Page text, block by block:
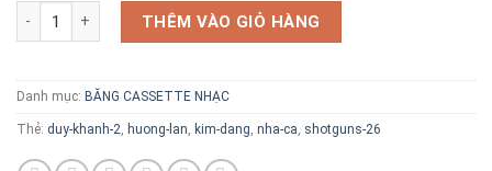
Casette Shotguns 26 số lượng
THÊM VÀO GIỎ HÀNG
Danh mục: BĂNG CASSETTE NHẠC
Thẻ: duy-khanh-2, huong-lan, kim-dang, nha-ca, shotguns-26